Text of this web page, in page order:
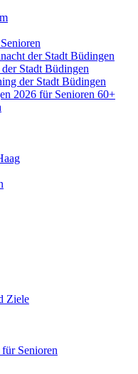
der Stadt Büdingen
Stadt Büdingen
der Stadt Büdingen
2026 für Senioren 60+
Ziele
Senioren